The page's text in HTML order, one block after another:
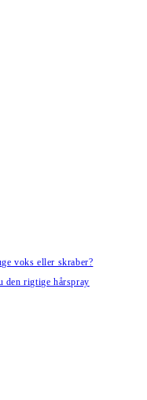
voks eller skraber?
den rigtige hårspray